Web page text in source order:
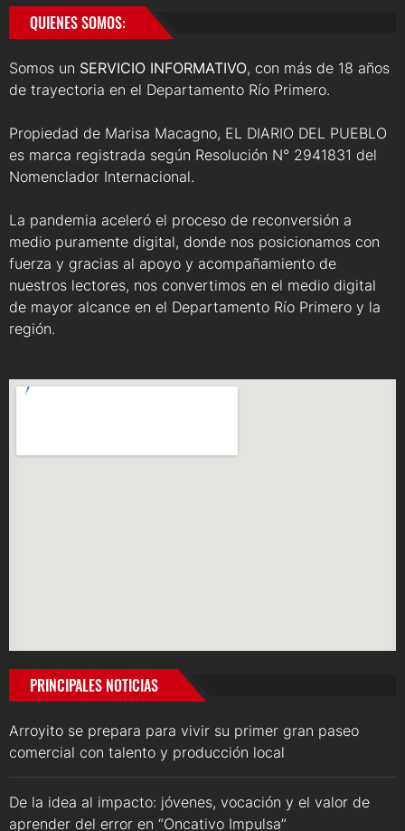
QUIENES SOMOS:
Somos un SERVICIO INFORMATIVO, con más de 18 años
de trayectoria en el Departamento Río Primero.
Propiedad de Marisa Macagno, EL DIARIO DEL PUEBLO
es marca registrada según Resolución N° 2941831 del
Nomenclador Internacional.
La pandemia aceleró el proceso de reconversión a
medio puramente digital, donde nos posicionamos con
fuerza y gracias al apoyo y acompañamiento de
nuestros lectores, nos convertimos en el medio digital
de mayor alcance en el Departamento Río Primero y la
región.
PRINCIPALES NOTICIAS
Arroyito se prepara para vivir su primer gran paseo
comercial con talento y producción local
De la idea al impacto: jóvenes, vocación y el valor de
aprender del error en “Oncativo Impulsa”